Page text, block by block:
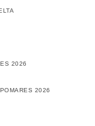
2026
2026